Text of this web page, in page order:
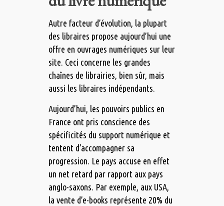
Autre facteur d’évolution, la plupart
des libraires propose aujourd’hui une
offre en ouvrages numériques sur leur
site. Ceci concerne les grandes
chaînes de librairies, bien sûr, mais
aussi les libraires indépendants.
Aujourd’hui, les pouvoirs publics en
France ont pris conscience des
spécificités du support numérique et
tentent d’accompagner sa
progression. Le pays accuse en effet
un net retard par rapport aux pays
anglo-saxons. Par exemple, aux USA,
la vente d’e-books représente 20% du